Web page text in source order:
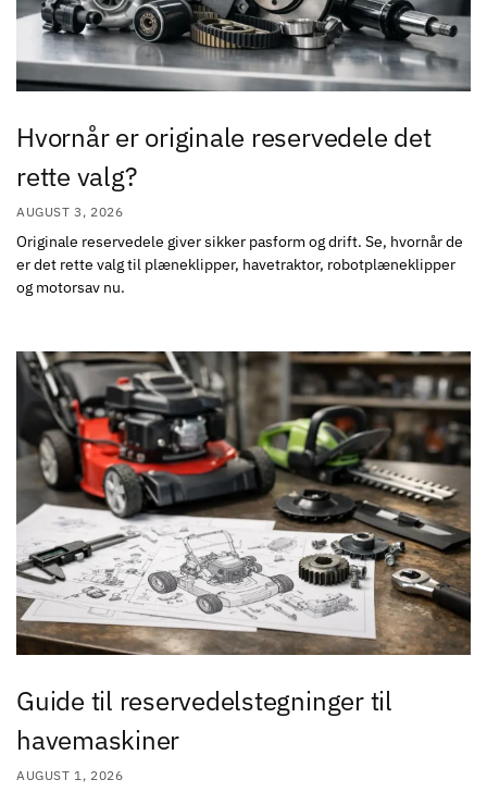
Hvornår er originale reservedele det
rette valg?
AUGUST 3, 2026
Originale reservedele giver sikker pasform og drift. Se, hvornår de
er det rette valg til plæneklipper, havetraktor, robotplæneklipper
og motorsav nu.
Guide til reservedelstegninger til
havemaskiner
AUGUST 1, 2026